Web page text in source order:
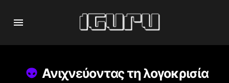
Ανιχνεύοντας τη λογοκρισία